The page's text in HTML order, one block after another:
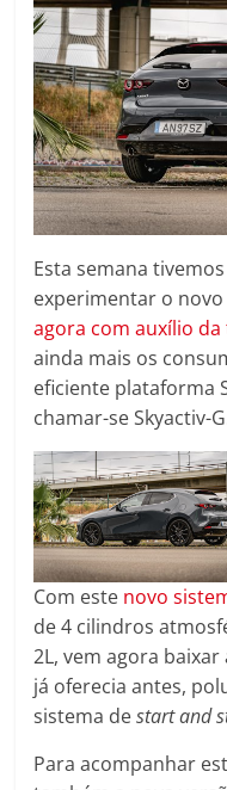
Esta semana
experimentar o
agora com auxílio
ainda mais os
eficiente plataforma
chamar-se Skyactiv-
Com este novo
de 4 cilindros
2L, vem agora
já oferecia antes,
sistema destart and
Para acompanhar